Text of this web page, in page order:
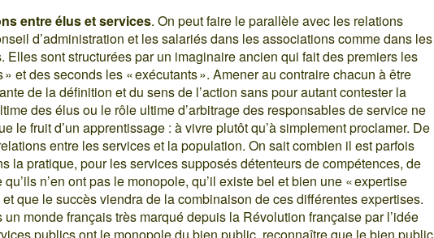
entre élus et services. On peut faire le parallèle avec les relations
d’administration et les salariés dans les associations comme dans les
Elles sont structurées par un imaginaire ancien qui fait des premiers les
» et des seconds les « exécutants ». Amener au contraire chacun à être
de la définition et du sens de l’action sans pour autant contester la
des élus ou le rôle ultime d’arbitrage des responsables de service ne
le fruit d’un apprentissage : à vivre plutôt qu’à simplement proclamer. De
entre les services et la population. On sait combien il est parfois
la pratique, pour les services supposés détenteurs de compétences, de
qu’ils n’en ont pas le monopole, qu’il existe bel et bien une « expertise
et que le succès viendra de la combinaison de ces différentes expertises.
un monde français très marqué depuis la Révolution française par l’idée